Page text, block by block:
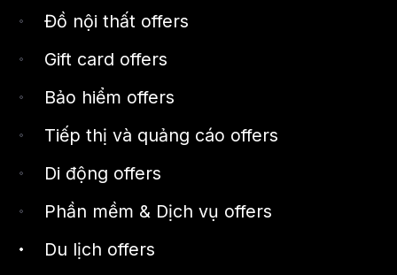
Đồ nội thất offers
Gift card offers
Bảo hiểm offers
Tiếp thị và quảng cáo offers
Di động offers
Phần mềm & Dịch vụ offers
Du lịch offers